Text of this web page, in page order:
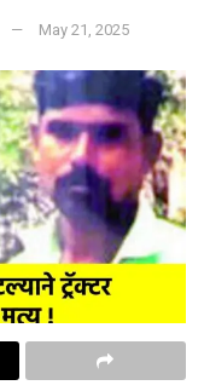
May 21, 2025